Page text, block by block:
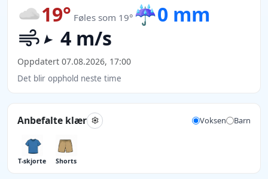
19° Føles som 19° ☔0 mm
4 m/s
Oppdatert 07.08.2026, 17:00
Det blir opphold neste time
Anbefalte klær Voksen Barn
T-skjorte Shorts